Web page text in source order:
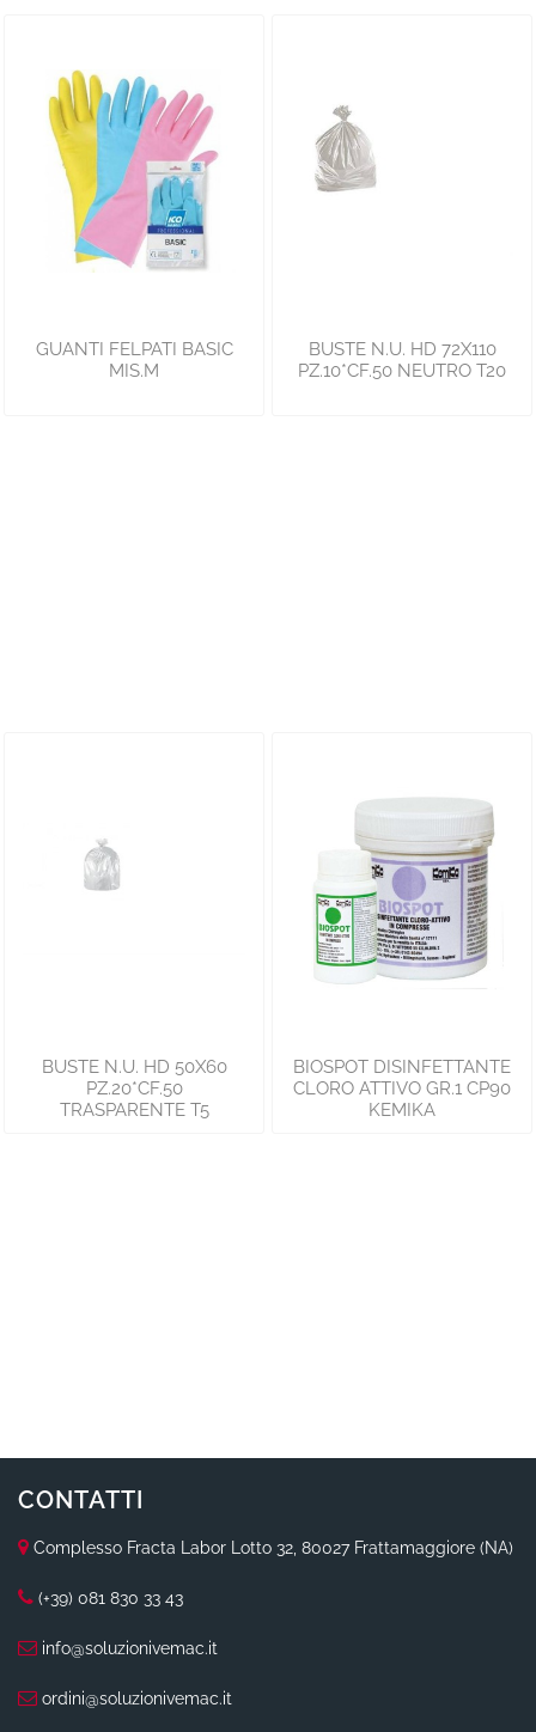
GUANTI FELPATI BASIC
MIS.M
BUSTE N.U. HD 72X110
PZ.10*CF.50 NEUTRO T20
BUSTE N.U. HD 50X60
PZ.20*CF.50
TRASPARENTE T5
BIOSPOT DISINFETTANTE
CLORO ATTIVO GR.1 CP90
KEMIKA
CONTATTI
Complesso Fracta Labor Lotto 32, 80027 Frattamaggiore (NA)
(+39) 081 830 33 43
info@soluzionivemac.it
ordini@soluzionivemac.it